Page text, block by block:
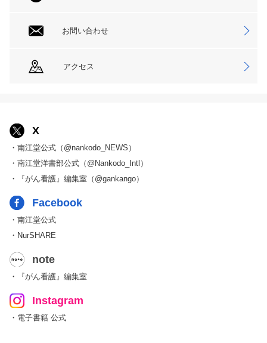
お問い合わせ
アクセス
X
・南江堂公式（@nankodo_NEWS）
・南江堂洋書部公式（@Nankodo_Intl）
・『がん看護』編集室（@gankango）
Facebook
・南江堂公式
・NurSHARE
note
・『がん看護』編集室
Instagram
・電子書籍 公式